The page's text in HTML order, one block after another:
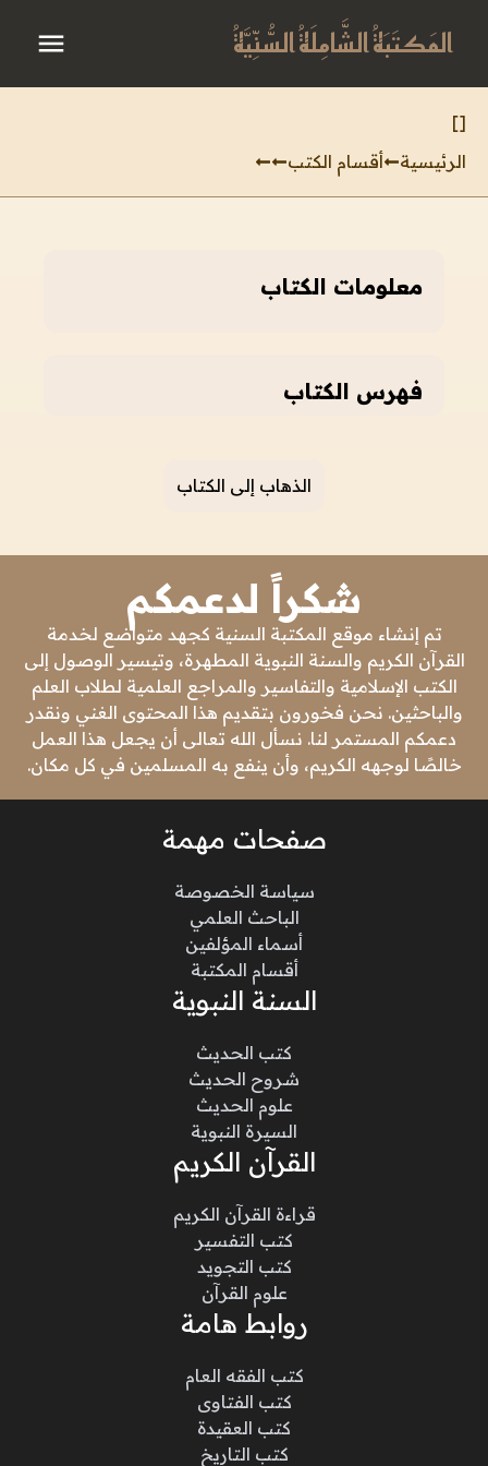
المَكتَبَةُ الشَّامِلَةُ السُّنِّيَّةُ
[
]
الرئيسية
أقسام الكتب
معلومات الكتاب
فهرس الكتاب
الذهاب إلى الكتاب
شكراً لدعمكم
تم إنشاء موقع المكتبة السنية كجهد متواضع لخدمة
القرآن الكريم والسنة النبوية المطهرة، وتيسير الوصول إلى
الكتب الإسلامية والتفاسير والمراجع العلمية لطلاب العلم
والباحثين. نحن فخورون بتقديم هذا المحتوى الغني ونقدر
دعمكم المستمر لنا. نسأل الله تعالى أن يجعل هذا العمل
خالصًا لوجهه الكريم، وأن ينفع به المسلمين في كل مكان.
صفحات مهمة
سياسة الخصوصة
الباحث العلمي
أسماء المؤلفين
أقسام المكتبة
السنة النبوية
كتب الحديث
شروح الحديث
علوم الحديث
السيرة النبوية
القرآن الكريم
قراءة القرآن الكريم
كتب التفسير
كتب التجويد
علوم القرآن
روابط هامة
كتب الفقه العام
كتب الفتاوى
كتب العقيدة
كتب التاريخ